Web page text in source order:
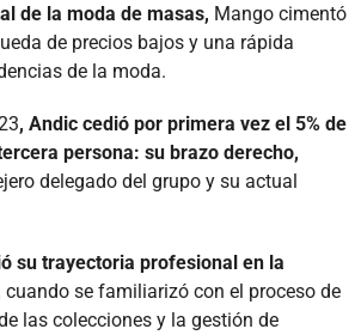
de la moda de masas, Mango cimentó
de precios bajos y una rápida
de la moda.
, Andic cedió por primera vez el 5% de
persona: su brazo derecho,
delegado del grupo y su actual
su trayectoria profesional en la
cuando se familiarizó con el proceso de
las colecciones y la gestión de